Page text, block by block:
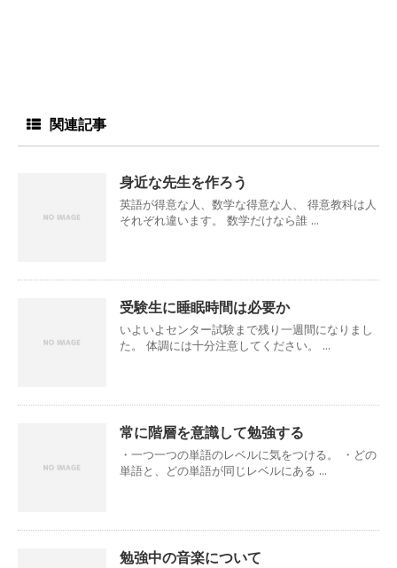
関連記事
身近な先生を作ろう
英語が得意な人、数学な得意な人、 得意教科は人
それぞれ違います。 数学だけなら誰 ...
受験生に睡眠時間は必要か
いよいよセンター試験まで残り一週間になりまし
た。 体調には十分注意してください。 ...
常に階層を意識して勉強する
・一つ一つの単語のレベルに気をつける。 ・どの
単語と、どの単語が同じレベルにある ...
勉強中の音楽について